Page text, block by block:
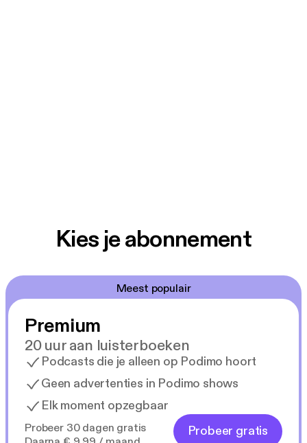
Kies je abonnement
Meest populair
Premium
20 uur aan luisterboeken
Podcasts die je alleen op Podimo hoort
Geen advertenties in Podimo shows
Elk moment opzegbaar
Probeer 30 dagen gratis
Probeer gratis